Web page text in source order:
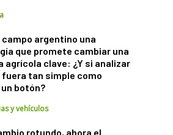
campo argentino una
que promete cambiar una
agrícola clave: ¿Y si analizar
fuera tan simple como
botón?
y vehículos
rotundo, ahora el